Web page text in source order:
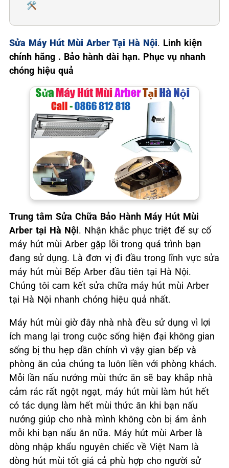
🛠️
Sửa Máy Hút Mùi Arber Tại Hà Nội. Linh kiện
chính hãng . Bảo hành dài hạn. Phục vụ nhanh
chóng hiệu quả
Trung tâm Sửa Chữa Bảo Hành Máy Hút Mùi
Arber tại Hà Nội. Nhận khắc phục triệt để sự cố
máy hút mùi Arber gặp lỗi trong quá trình bạn
đang sử dụng. Là đơn vị đi đầu trong lĩnh vực sửa
máy hút mùi Bếp Arber đầu tiên tại Hà Nội.
Chúng tôi cam kết sửa chữa máy hút mùi Arber
tại Hà Nội nhanh chóng hiệu quả nhất.
Máy hút mùi giờ đây nhà nhà đều sử dụng vì lợi
ích mang lại trong cuộc sống hiện đại không gian
sống bị thu hẹp dần chính vì vậy gian bếp và
phòng ăn của chúng ta luôn liền với phòng khách.
Mỗi lần nấu nướng mùi thức ăn sẽ bay khắp nhà
cảm rác rất ngột ngạt, máy hút mùi làm hút hết
có tác dụng làm hết mùi thức ăn khi bạn nấu
nướng giúp cho nhà mình không còn bị ám ảnh
mỗi khi bạn nấu ăn nữa. Máy hút mùi Arber là
dòng nhập khẩu nguyên chiếc về Việt Nam là
dòng hút mùi tốt giá cả phù hợp cho người sử